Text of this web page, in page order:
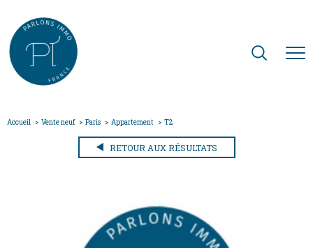
Accueil Vente neuf Paris Appartement T2
RETOUR AUX RÉSULTATS